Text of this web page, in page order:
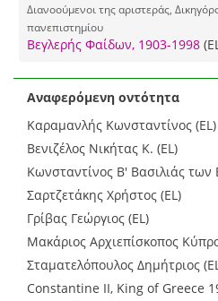
Διανοούμενοι της αριστεράς,
πανεπιστημίου
Βεγλερής Φαίδων, 1903-1998
Αναφερόμενη οντότητα
Καραμανλής Κωνσταντίνος (EL)
Βενιζέλος Νικήτας Κ. (EL)
Κωνσταντίνος Β' Βασιλιάς των
Σαρτζετάκης Χρήστος (EL)
Γρίβας Γεώργιος (EL)
Μακάριος Αρχιεπίσκοπος
Σταματελόπουλος Δημήτριος
Constantine II, King of Greece